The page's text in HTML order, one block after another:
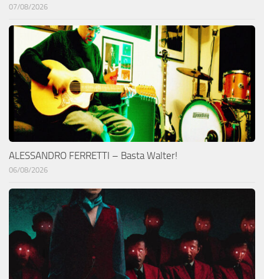
07/08/2026
ALESSANDRO FERRETTI – Basta Walter!
06/08/2026